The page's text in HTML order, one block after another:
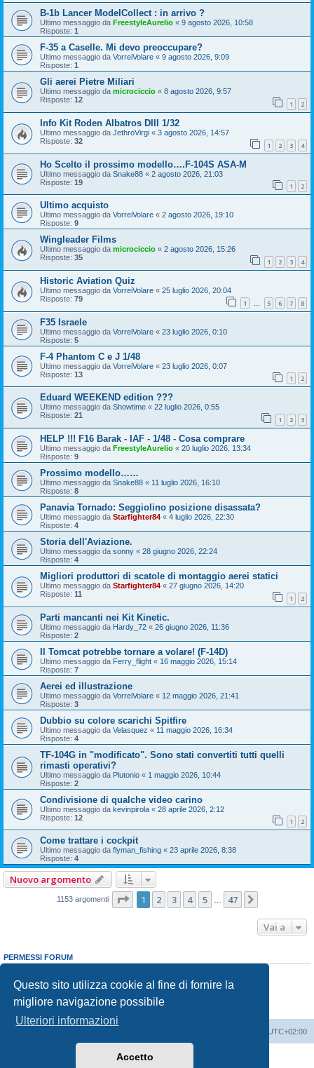
Questo sito utilizza cookie al fine di fornire la
migliore navigazione possibile
Ulteriori informazioni
Accetto
B-1b Lancer ModelCollect : in arrivo ?
Ultimo messaggio da FreestyleAurelio « 9 agosto 2026, 10:58
Risposte: 1
F-35 a Caselle. Mi devo preoccupare?
Ultimo messaggio da VorreiVolare « 9 agosto 2026, 9:09
Risposte: 1
Gli aerei Pietre Miliari
Ultimo messaggio da microciccio « 8 agosto 2026, 9:57
Risposte: 12 1 2
Info Kit Roden Albatros DIII 1/32
Ultimo messaggio da JethroVirgi « 3 agosto 2026, 14:57
Risposte: 32 1 2 3 4
Ho Scelto il prossimo modello….F-104S ASA-M
Ultimo messaggio da Snake88 « 2 agosto 2026, 21:03
Risposte: 19 1 2
Ultimo acquisto
Ultimo messaggio da VorreiVolare « 2 agosto 2026, 19:10
Risposte: 9
Wingleader Films
Ultimo messaggio da microciccio « 2 agosto 2026, 15:26
Risposte: 35 1 2 3 4
Historic Aviation Quiz
Ultimo messaggio da VorreiVolare « 25 luglio 2026, 20:04
Risposte: 79 1 … 5 6 7 8
F35 Israele
Ultimo messaggio da VorreiVolare « 23 luglio 2026, 0:10
Risposte: 5
F-4 Phantom C e J 1/48
Ultimo messaggio da VorreiVolare « 23 luglio 2026, 0:07
Risposte: 13 1 2
Eduard WEEKEND edition ???
Ultimo messaggio da Showtime « 22 luglio 2026, 0:55
Risposte: 21 1 2 3
HELP !!! F16 Barak - IAF - 1/48 - Cosa comprare
Ultimo messaggio da FreestyleAurelio « 20 luglio 2026, 13:34
Risposte: 9
Prossimo modello……
Ultimo messaggio da Snake88 « 11 luglio 2026, 16:10
Risposte: 8
Panavia Tornado: Seggiolino posizione disassata?
Ultimo messaggio da Starfighter84 « 4 luglio 2026, 22:30
Risposte: 4
Storia dell'Aviazione.
Ultimo messaggio da sonny « 28 giugno 2026, 22:24
Risposte: 4
Migliori produttori di scatole di montaggio aerei statici
Ultimo messaggio da Starfighter84 « 27 giugno 2026, 14:20
Risposte: 11 1 2
Parti mancanti nei Kit Kinetic.
Ultimo messaggio da Hardy_72 « 26 giugno 2026, 11:36
Risposte: 2
Il Tomcat potrebbe tornare a volare! (F-14D)
Ultimo messaggio da Ferry_flight « 16 maggio 2026, 15:14
Risposte: 7
Aerei ed illustrazione
Ultimo messaggio da VorreiVolare « 12 maggio 2026, 21:41
Risposte: 3
Dubbio su colore scarichi Spitfire
Ultimo messaggio da Velasquez « 11 maggio 2026, 16:34
Risposte: 4
TF-104G in "modificato". Sono stati convertiti tutti quelli
rimasti operativi?
Ultimo messaggio da Plutonio « 1 maggio 2026, 10:44
Risposte: 2
Condivisione di qualche video carino
Ultimo messaggio da kevinpirola « 28 aprile 2026, 2:12
Risposte: 12 1 2
Come trattare i cockpit
Ultimo messaggio da flyman_fishing « 23 aprile 2026, 8:38
Risposte: 4
Nuovo argomento
1153 argomenti Pagina di 47
1 2 3 4 5 47
Vai a
PERMESSI FORUM
Non puoi
rispondere negli argomenti
Non puoimodificare i tuoi messaggi
Non puoicancellare i tuoi messaggi
Non puoi
inviare allegati
UTC+02:00
phpBB® Forum Software © phpBB Limited